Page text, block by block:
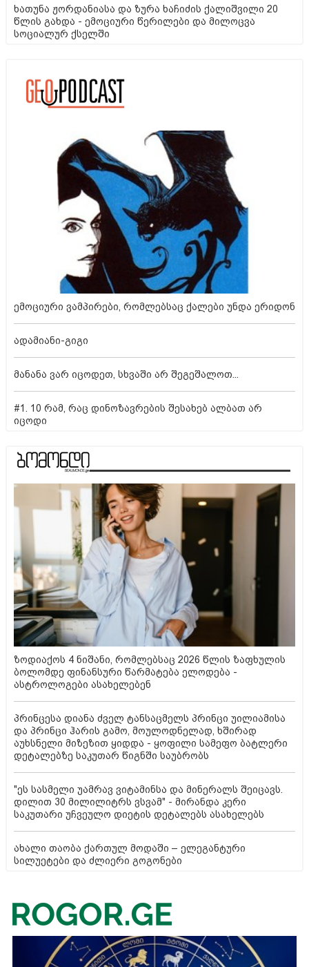
ხათუნა ჟორდანიასა და ზურა ხაჩიძის ქალიშვილი 20
წლის გახდა - ემოციური წერილები და მილოცვა
სოციალურ ქსელში
ემოციური ვამპირები, რომლებსაც ქალები უნდა ერიდონ
ადამიანი-გიგი
მანანა ვარ იცოდეთ, სხვაში არ შეგეშალოთ...
#1. 10 რამ, რაც დინოზავრების შესახებ ალბათ არ
იცოდი
ზოდიაქოს 4 ნიშანი, რომლებსაც 2026 წლის ზაფხულის
ბოლომდე ფინანსური წარმატება ელოდება -
ასტროლოგები ასახელებენ
პრინცესა დიანა ძველ ტანსაცმელს პრინცი უილიამისა
და პრინცი ჰარის გამო, მოულოდნელად, ხშირად
აუხსნელი მიზეზით ყიდდა - ყოფილი სამეფო ბატლერი
დეტალებზე საკუთარ წიგნში საუბრობს
"ეს სასმელი უამრავ ვიტამინსა და მინერალს შეიცავს.
დილით 30 მილილიტრს ვსვამ" - მირანდა კერი
საკუთარი უჩვეულო დიეტის დეტალებს ასახელებს
ახალი თაობა ქართულ მოდაში – ელეგანტური
სილუეტები და ძლიერი გოგონები